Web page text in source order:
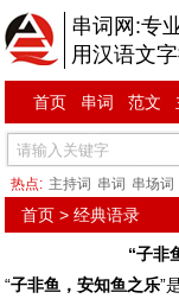
串词网:专
用汉语文
首页 串词 范文
热点: 主持词 串词 串场词
首页 >经典语录
“子非
“子非鱼，安知鱼之乐”